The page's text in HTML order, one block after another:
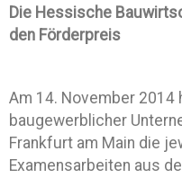
Die Hessische
den Förderpreis
Am 14. November 2014
baugewerblicher
Frankfurt am Main die
Examensarbeiten aus